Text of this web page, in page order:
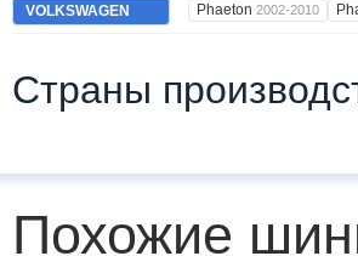
VOLKSWAGEN Phaeton 2002-2010
Страны
Похожие